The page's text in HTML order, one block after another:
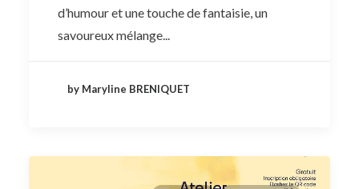
d’humour et une touche de fantaisie, un
savoureux mélange...
by Maryline BRENIQUET